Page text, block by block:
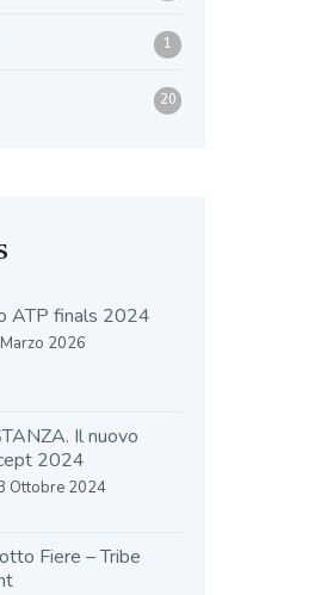
1
20
ATP finals 2024
2026
Il nuovo
2024
Ottobre 2024
Fiere – Tribe